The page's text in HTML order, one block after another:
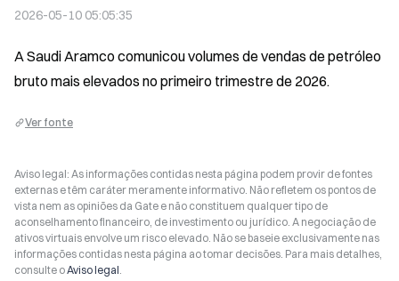
2026-05-10 05:05:35
A Saudi Aramco comunicou volumes de vendas de petróleo
bruto mais elevados no primeiro trimestre de 2026.
Ver fonte
Aviso legal: As informações contidas nesta página podem provir de fontes
externas e têm caráter meramente informativo. Não refletem os pontos de
vista nem as opiniões da Gate e não constituem qualquer tipo de
aconselhamento financeiro, de investimento ou jurídico. A negociação de
ativos virtuais envolve um risco elevado. Não se baseie exclusivamente nas
informações contidas nesta página ao tomar decisões. Para mais detalhes,
consulte oAviso legal.